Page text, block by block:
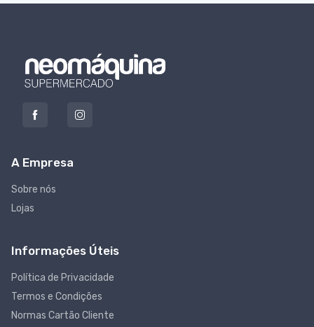
A Empresa
Sobre nós
Lojas
Informações Úteis
Política de Privacidade
Termos e Condições
Normas Cartão Cliente